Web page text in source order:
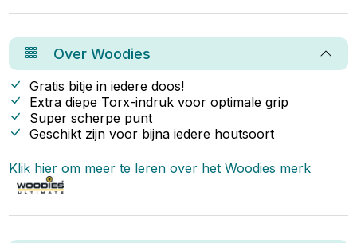
geavanceerde beschermlaag die
speciaal ontwikkeld is om
schroeven langdurig te
beschermen tegen roest,
slijtage en beschadiging. Dankzij
deze coating zijn Woodies
schroeven sterker, duurzamer
en betrouwbaarder dan veel
standaard RVS-alternatieven.
OverWoodies
Gratis bitje in iedere doos!
Extra diepe Torx-indruk voor optimale grip
Super scherpe punt
Geschikt zijn voor bijna iedere houtsoort
Klik hier om meer te leren over hetWoodies merk